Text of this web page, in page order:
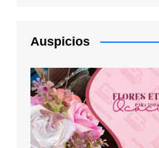
Auspicios